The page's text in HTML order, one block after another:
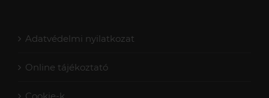
Adatvédelmi nyilatkozat
Online tájékoztató